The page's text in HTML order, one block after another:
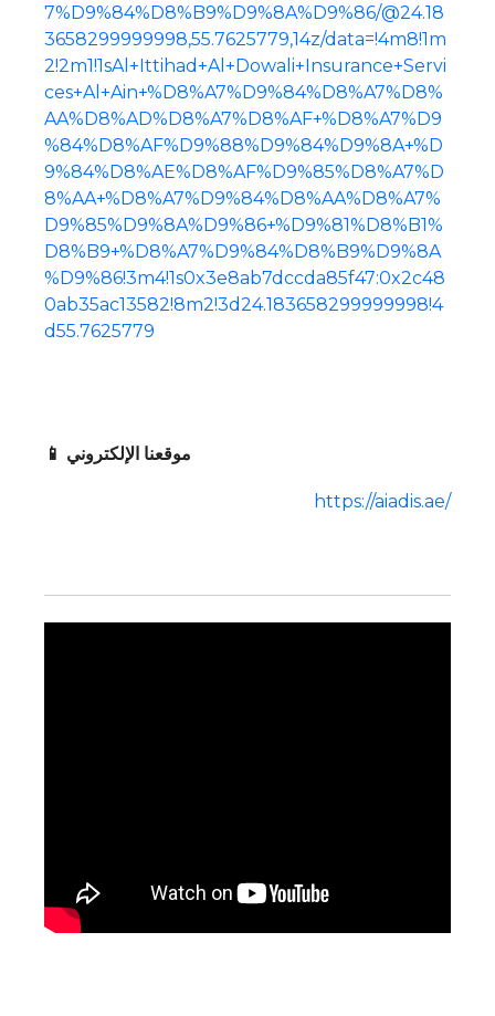
7%D9%84%D8%B9%D9%8A%D9%86/@24.18
3658299999998,55.7625779,14z/data=!4m8!1m
2!2m1!1sAl+Ittihad+Al+Dowali+Insurance+Servi
ces+Al+Ain+%D8%A7%D9%84%D8%A7%D8%
AA%D8%AD%D8%A7%D8%AF+%D8%A7%D9
%84%D8%AF%D9%88%D9%84%D9%8A+%D
9%84%D8%AE%D8%AF%D9%85%D8%A7%D
8%AA+%D8%A7%D9%84%D8%AA%D8%A7%
D9%85%D9%8A%D9%86+%D9%81%D8%B1%
D8%B9+%D8%A7%D9%84%D8%B9%D9%8A
%D9%86!3m4!1s0x3e8ab7dccda85f47:0x2c48
0ab35ac13582!8m2!3d24.183658299999998!4
d55.7625779
📱 موقعنا الإلكتروني
https://aiadis.ae/